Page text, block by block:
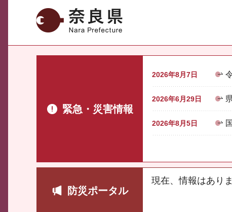
奈良県
緊急・災害情報
2026年8月7日
2026年6月29日
2026年8月5日
防災ポータル
現在、情報はありま